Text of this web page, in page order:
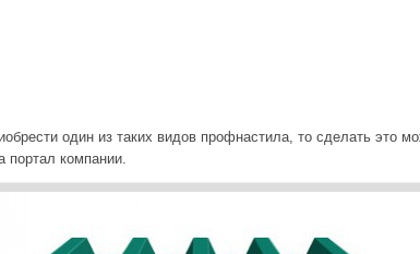
один из таких видов профнастила, то сделать это
портал компании.